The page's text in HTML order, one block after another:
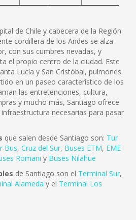
de Chile y cabecera de la Región
cordillera de los Andes se alza
con sus cumbres nevadas, y
el propio centro de la ciudad. Este
Lucía y San Cristóbal, pulmones
en un paseo característico de los
las entretenciones, cultura,
y mucho más, Santiago ofrece
necesarias para pasar
que salen desde Santiago son: Tur
Bus, Cruz del Sur, Buses ETM, EME
Romani y Buses Nilahue
de Santiago son el Terminal Sur,
Alameda y el Terminal Los